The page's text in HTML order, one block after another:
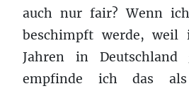
auch nur fair? Wenn
beschimpft werde,
Jahren in Deutschland
empfinde ich das